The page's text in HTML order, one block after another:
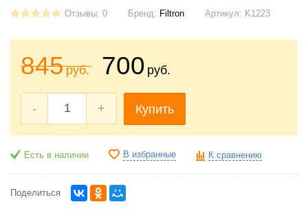
Отзывы: 0 Бренд: Filtron Артикул: K1223
845руб. 700 руб.
- + Купить
Есть в наличии В избранные К сравнению
Поделиться